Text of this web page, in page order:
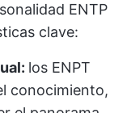
ENTP
clave:
los ENPT
conocimiento,